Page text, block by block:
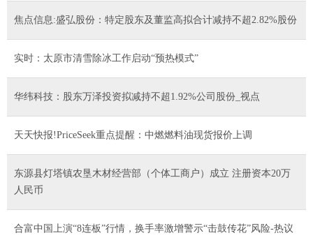
焦点信息:盛弘股份：特定股东及董监高拟合计减持不超2.82%股份
实时：太原市清雪除冰工作启动“预热模式”
华纬科技：股东万泽投资拟减持不超1.92%公司股份_视点
天天快报!PriceSeek重点提醒：中燃燃料油现货报价上调
东源县灯塔镇农垦木材经营部（个体工商户）成立 注册资本20万
人民币
合富中国上演“8连板”行情，换手率激增警示“击鼓传花”风险-热议